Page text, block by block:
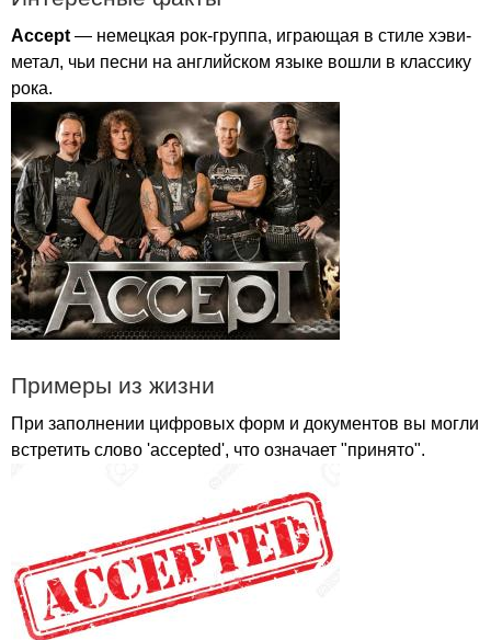
Accept — немецкая рок-группа, играющая в стиле хэви-
метал, чьи песни на английском языке вошли в классику
рока.
Примеры из жизни
При заполнении цифровых форм и документов вы могли
встретить слово 'accepted', что означает "принято".